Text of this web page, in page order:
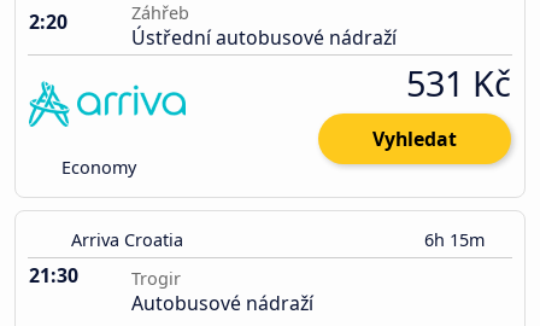
2:20
Záhřeb
Ústřední autobusové nádraží
Economy
531 Kč
Vyhledat
Arriva Croatia 6h 15m
21:30 Trogir
Autobusové nádraží